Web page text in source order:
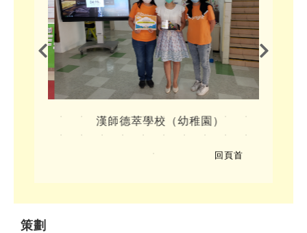
漢師德萃學校（幼稚園）
回頁首
策劃